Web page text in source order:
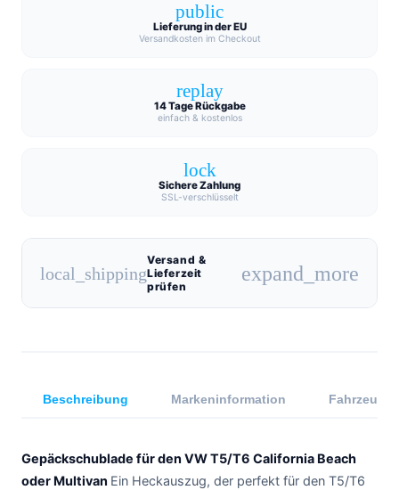
public
Lieferung in der EU
Versandkosten im Checkout
replay
14 Tage Rückgabe
einfach & kostenlos
lock
Sichere Zahlung
SSL-verschlüsselt
local_shipping
Versand &
Lieferzeit
prüfen
expand_more
Beschreibung Markeninformation
Gepäckschublade für den VW T5/T6 California Beach
oder Multivan Ein Heckauszug, der perfekt für den T5/T6